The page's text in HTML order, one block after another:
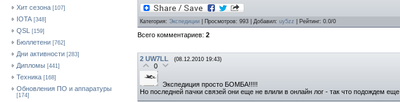
Хит сезона [107]
IOTA [348]
QSL [159]
Бюллетени [762]
Дни активности [283]
Дипломы [441]
Техника [168]
Обновления ПО и аппаратуры
[174]
Категория: Экспедиции | Просмотров: 993 | Добавил: uy5zz | Рейтинг: 0.0/0
Всего комментариев: 2
2 UW7LL (08.12.2010 19:43)
0
Экспедиция просто БОМБА!!!!!
Но последней пачки связей они еще не влили в онлайн лог - так что подождем еще